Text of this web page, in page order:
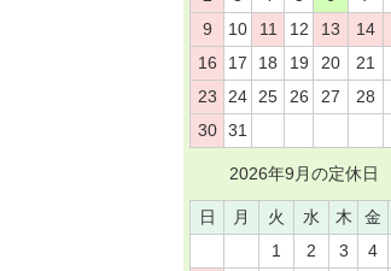
9
10 11 12 13 14
16
17 18 19 20 21
23
24 25 26 27 28
30 31
2026年9月の定休日
日 月 火 水 木 金
1
2 3 4